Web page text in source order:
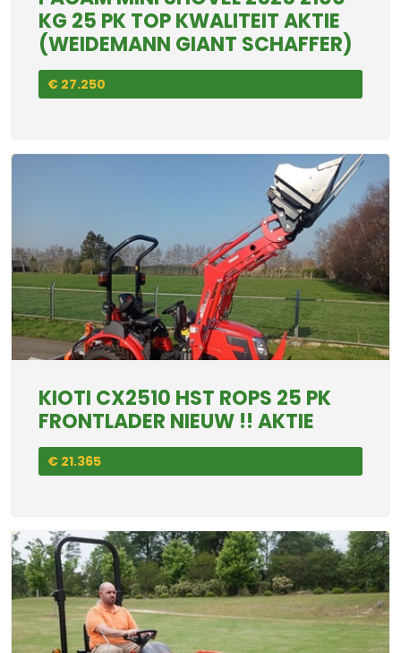
KG 25 PK TOP KWALITEIT AKTIE
(WEIDEMANN GIANT SCHAFFER)
€ 27.250
KIOTI CX2510 HST ROPS 25 PK
FRONTLADER NIEUW !! AKTIE
€ 21.365